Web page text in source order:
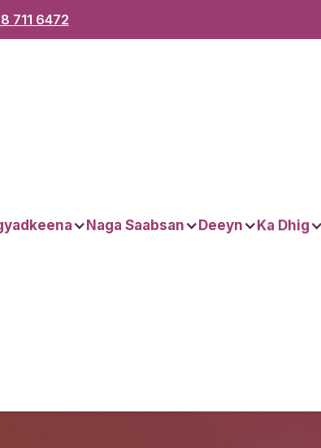
711 6472
Naga Saabsan Deeyn Ka Dhig